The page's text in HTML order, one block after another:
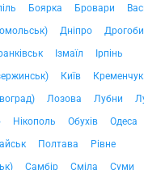
Боярка Бровари
Дніпро
Ізмаїл
Ірпінь
Київ Кременчук
Лозова Лубни
Нікополь Обухів Одеса
Полтава
Рівне
Самбір Сміла Суми